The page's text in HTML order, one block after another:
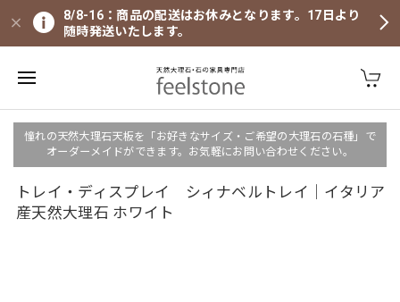
8/8-16：商品の配送はお休みとなります。17日より
随時発送いたします。
憧れの天然大理石天板を「お好きなサイズ・ご希望の大理石の石種」で
オーダーメイドができます。お気軽にお問い合わせください。
トレイ・ディスプレイ シィナベルトレイ｜イタリア
産天然大理石 ホワイト